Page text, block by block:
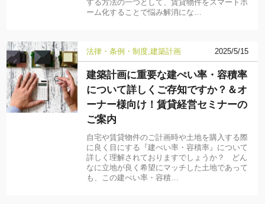
する方法の一つとして、賃貸物件をスマートホ
ーム化することで悩み解消にな…
法律・条例・制度 建築計画 2025/5/15
建築計画に重要な建ぺい率・容積率
について詳しくご存知ですか？＆オ
ーナー様向け！賃貸経営セミナーの
ご案内
自宅や賃貸物件のご計画時や土地を購入する際
に良く目にする『建ぺい率・容積率』について
詳しく理解されておりますでしょうか？ どん
なに立地が良く希望にマッチした土地であって
も、この建ぺい率・容積…